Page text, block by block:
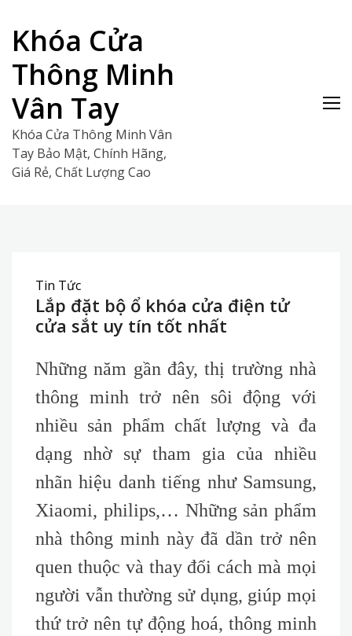
content
Khóa Cửa
Thông Minh
Vân Tay
Khóa Cửa Thông Minh Vân
Tay Bảo Mật, Chính Hãng,
Giá Rẻ, Chất Lượng Cao
Tin Tức
Lắp đặt bộ ổ khóa cửa điện tử
cửa sắt uy tín tốt nhất
Những năm gần đây, thị trường nhà
thông minh trở nên sôi động với
nhiều sản phẩm chất lượng và đa
dạng nhờ sự tham gia của nhiều
nhãn hiệu danh tiếng như Samsung,
Xiaomi, philips,… Những sản phẩm
nhà thông minh này đã dần trở nên
quen thuộc và thay đổi cách mà mọi
người vẫn thường sử dụng, giúp mọi
thứ trở nên tự động hoá, thông minh